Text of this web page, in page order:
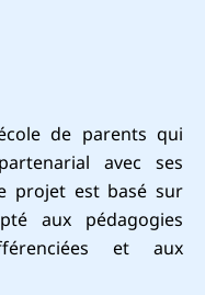
de parents qui
avec ses
projet est basé sur
aux pédagogies
et aux